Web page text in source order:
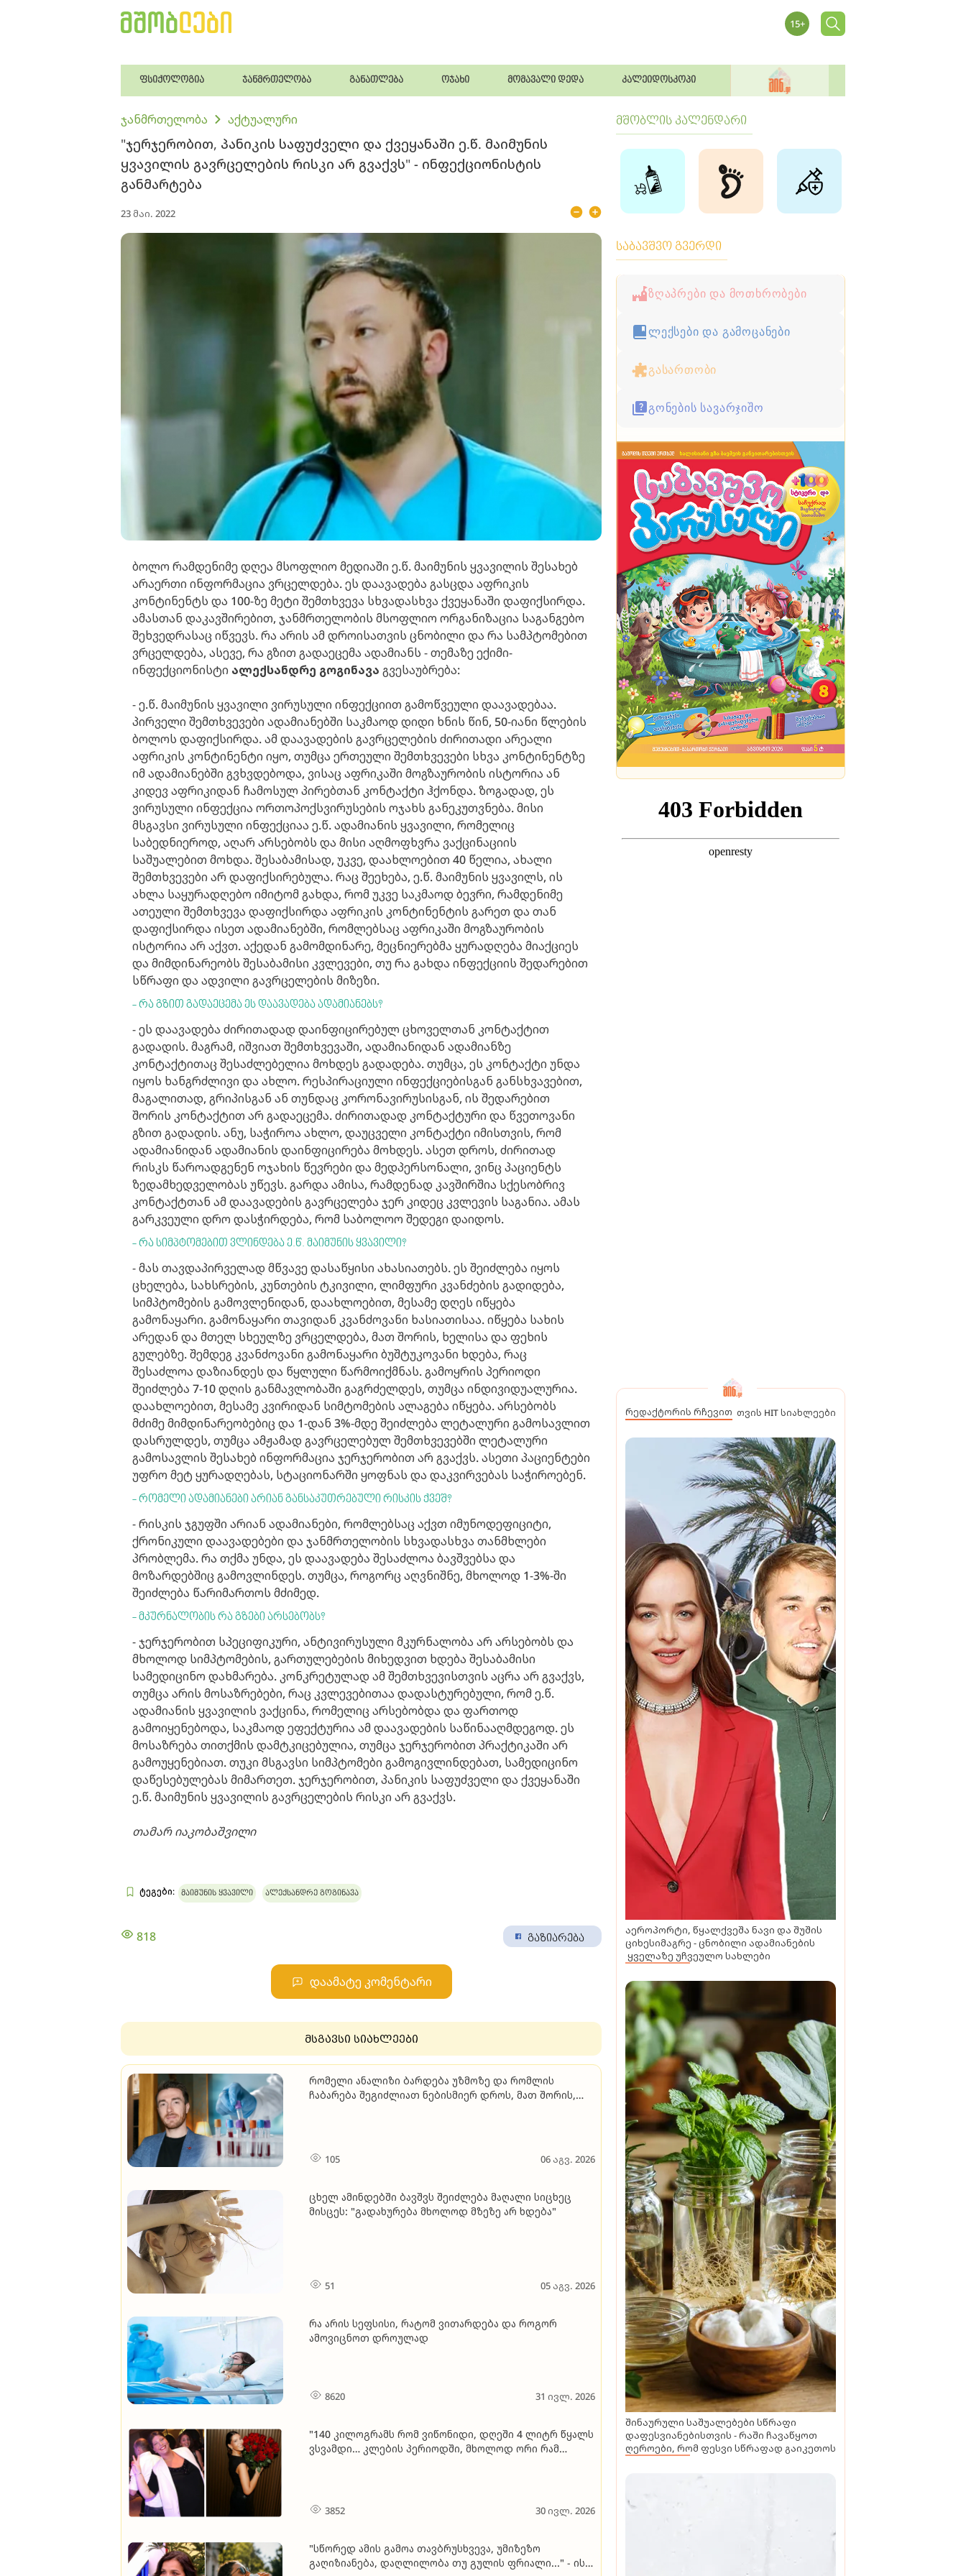
ფსიქოლოგია ჯანმრთელობა განათლება ოჯახი მომავალი დედა კალეიდოსკოპი
ჯანმრთელობა აქტუალური
"ჯერჯერობით, პანიკის საფუძველი და ქვეყანაში ე.წ. მაიმუნის
ყვავილის გავრცელების რისკი არ გვაქვს" - ინფექციონისტის
განმარტება
23 მაი. 2022
ბოლო რამდენიმე დღეა მსოფლიო მედიაში ე.წ. მაიმუნის ყვავილის შესახებ
არაერთი ინფორმაცია ვრცელდება. ეს დაავადება გასცდა აფრიკის
კონტინენტს და 100-ზე მეტი შემთხვევა სხვადასხვა ქვეყანაში დაფიქსირდა.
ამასთან დაკავშირებით, ჯანმრთელობის მსოფლიო ორგანიზაცია საგანგებო
შეხვედრასაც იწვევს. რა არის ამ დროისათვის ცნობილი და რა სამპტომებით
ვრცელდება, ასევე, რა გზით გადაეცემა ადამიანს - თემაზე ექიმი-
ინფექციონისტი ალექსანდრე გოგინავა გვესაუბრება:
- ე.წ. მაიმუნის ყვავილი ვირუსული ინფექციით გამოწვეული დაავადებაა.
პირველი შემთხვევები ადამიანებში საკმაოდ დიდი ხნის წინ, 50-იანი წლების
ბოლოს დაფიქსირდა. ამ დაავადების გავრცელების ძირითადი არეალი
აფრიკის კონტინენტი იყო, თუმცა ერთეული შემთხვევები სხვა კონტინენტზე
იმ ადამიანებში გვხვდებოდა, ვისაც აფრიკაში მოგზაურობის ისტორია ან
კიდევ აფრიკიდან ჩამოსულ პირებთან კონტაქტი ჰქონდა. ზოგადად, ეს
ვირუსული ინფექცია ორთოპოქსვირუსების ოჯახს განეკუთვნება. მისი
მსგავსი ვირუსული ინფექციაა ე.წ. ადამიანის ყვავილი, რომელიც
საბედნიეროდ, აღარ არსებობს და მისი აღმოფხვრა ვაქცინაციის
საშუალებით მოხდა. შესაბამისად, უკვე, დაახლოებით 40 წელია, ახალი
შემთხვევები არ დაფიქსირებულა. რაც შეეხება, ე.წ. მაიმუნის ყვავილს, ის
ახლა საყურადღებო იმიტომ გახდა, რომ უკვე საკმაოდ ბევრი, რამდენიმე
ათეული შემთხვევა დაფიქსირდა აფრიკის კონტინენტის გარეთ და თან
დაფიქსირდა ისეთ ადამიანებში, რომლებსაც აფრიკაში მოგზაურობის
ისტორია არ აქვთ. აქედან გამომდინარე, მეცნიერებმა ყურადღება მიაქციეს
და მიმდინარეობს შესაბამისი კვლევები, თუ რა გახდა ინფექციის შედარებით
სწრაფი და ადვილი გავრცელების მიზეზი.
- რა გზით გადაეცემა ეს დაავადება ადამიანებს?
- ეს დაავადება ძირითადად დაინფიცირებულ ცხოველთან კონტაქტით
გადადის. მაგრამ, იშვიათ შემთხვევაში, ადამიანიდან ადამიანზე
კონტაქტითაც შესაძლებელია მოხდეს გადადება. თუმცა, ეს კონტაქტი უნდა
იყოს ხანგრძლივი და ახლო. რესპირაციული ინფექციებისგან განსხვავებით,
მაგალითად, გრიპისგან ან თუნდაც კორონავირუსისგან, ის შედარებით
შორის კონტაქტით არ გადაეცემა. ძირითადად კონტაქტური და წვეთოვანი
გზით გადადის. ანუ, საჭიროა ახლო, დაუცველი კონტაქტი იმისთვის, რომ
ადამიანიდან ადამიანის დაინფიცირება მოხდეს. ასეთ დროს, ძირითად
რისკს წაროადგენენ ოჯახის წევრები და მედპერსონალი, ვინც პაციენტს
ზედამხედველობას უწევს. გარდა ამისა, რამდენად კავშირშია სქესობრივ
კონტაქტთან ამ დაავადების გავრცელება ჯერ კიდეც კვლევის საგანია. ამას
გარკვეული დრო დასჭირდება, რომ საბოლოო შედეგი დაიდოს.
- რა სიმპტომებით ვლინდება ე.წ. მაიმუნის ყვავილი?
- მას თავდაპირველად მწვავე დასაწყისი ახასიათებს. ეს შეიძლება იყოს
ცხელება, სახსრების, კუნთების ტკივილი, ლიმფური კვანძების გადიდება,
სიმპტომების გამოვლენიდან, დაახლოებით, მესამე დღეს იწყება
გამონაყარი. გამონაყარი თავიდან კვანძოვანი ხასიათისაა. იწყება სახის
არედან და მთელ სხეულზე ვრცელდება, მათ შორის, ხელისა და ფეხის
გულებზე. შემდეგ კვანძოვანი გამონაყარი ბუშტუკოვანი ხდება, რაც
შესაძლოა დაზიანდეს და წყლული წარმოიქმნას. გამოყრის პერიოდი
შეიძლება 7-10 დღის განმავლობაში გაგრძელდეს, თუმცა ინდივიდუალურია.
დაახლოებით, მესამე კვირიდან სიმტომების ალაგება იწყება. არსებობს
მძიმე მიმდინარეობებიც და 1-დან 3%-მდე შეიძლება ლეტალური გამოსავლით
დასრულდეს, თუმცა ამჟამად გავრცელებულ შემთხვევებში ლეტალური
გამოსავლის შესახებ ინფორმაცია ჯერჯერობით არ გვაქვს. ასეთი პაციენტები
უფრო მეტ ყურადღებას, სტაციონარში ყოფნას და დაკვირვებას საჭიროებენ.
- რომელი ადამიანები არიან განსაკუთრებული რისკის ქვეშ?
- რისკის ჯგუფში არიან ადამიანები, რომლებსაც აქვთ იმუნოდეფიციტი,
ქრონიკული დაავადებები და ჯანმრთელობის სხვადასხვა თანმხლები
პრობლემა. რა თქმა უნდა, ეს დაავადება შესაძლოა ბავშვებსა და
მოზარდებშიც გამოვლინდეს. თუმცა, როგორც აღვნიშნე, მხოლოდ 1-3%-ში
შეიძლება წარიმართოს მძიმედ.
- მკურნალობის რა გზები არსებობს?
- ჯერჯერობით სპეციფიკური, ანტივირუსული მკურნალობა არ არსებობს და
მხოლოდ სიმპტომების, გართულებების მიხედვით ხდება შესაბამისი
სამედიცინო დახმარება. კონკრეტულად ამ შემთხვევისთვის აცრა არ გვაქვს,
თუმცა არის მოსაზრებები, რაც კვლევებითაა დადასტურებული, რომ ე.წ.
ადამიანის ყვავილის ვაქცინა, რომელიც არსებობდა და ფართოდ
გამოიყენებოდა, საკმაოდ ეფექტურია ამ დაავადების საწინააღმდეგოდ. ეს
მოსაზრება თითქმის დამტკიცებულია, თუმცა ჯერჯერობით პრაქტიკაში არ
გამოუყენებიათ. თუკი მსგავსი სიმპტომები გამოგივლინდებათ, სამედიცინო
დაწესებულებას მიმართეთ. ჯერჯერობით, პანიკის საფუძველი და ქვეყანაში
ე.წ. მაიმუნის ყვავილის გავრცელების რისკი არ გვაქვს.
თამარ იაკობაშვილი
ტეგები: მაიმუნის ყვავილი ალექსანდრე გოგინავა
818 გაზიარება
დაამატე კომენტარი
მსგავსი სიახლეები
რომელი ანალიზი ბარდება უზმოზე და რომლის
ჩაბარება შეგიძლიათ ნებისმიერ დროს, მათ შორის,
105 06 აგვ. 2026
ცხელ ამინდებში ბავშვს შეიძლება მაღალი სიცხეც
მისცეს: "გადახურება მხოლოდ მზეზე არ ხდება"
51 05 აგვ. 2026
რა არის სეფსისი, რატომ ვითარდება და როგორ
ამოვიცნოთ დროულად
8620 31 ივლ. 2026
"140 კილოგრამს რომ ვიწონიდი, დღეში 4 ლიტრ წყალს
ვსვამდი… კლების პერიოდში, მხოლოდ ორი რამ
3852 30 ივლ. 2026
"სწორედ ამის გამოა თავბრუსხვევა, უმიზეზო
გაღიზიანება, დაღლილობა თუ გულის ფრიალი..." - ის,
მშობლის კალენდარი
საბავშვო გვერდი
ზღაპრები და მოთხრობები
ლექსები და გამოცანები
გასართობი
გონების სავარჯიშო
რედაქტორის რჩევით თვის HIT სიახლეები
აეროპორტი, წყალქვეშა ნავი და შუშის
ციხესიმაგრე - ცნობილი ადამიანების
ყველაზე უჩვეულო სახლები
შინაურული საშუალებები სწრაფი
დაფესვიანებისთვის - რაში ჩავაწყოთ
ღეროები, რომ ფესვი სწრაფად გაიკეთოს